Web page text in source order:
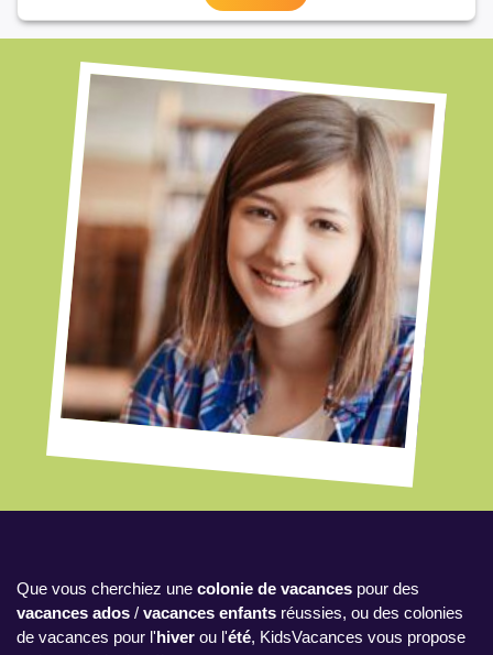
Que vous cherchiez une colonie de vacances pour des
vacances ados / vacances enfants réussies, ou des colonies
de vacances pour l'hiver ou l'été, KidsVacances vous propose